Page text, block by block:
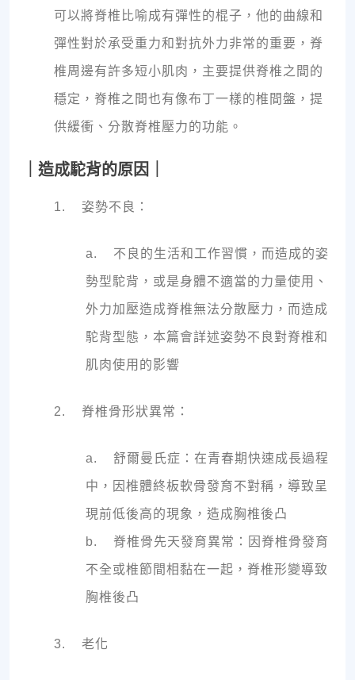
可以將脊椎比喻成有彈性的棍子，他的曲線和
彈性對於承受重力和對抗外力非常的重要，脊
椎周邊有許多短小肌肉，主要提供脊椎之間的
穩定，脊椎之間也有像布丁一樣的椎間盤，提
供緩衝、分散脊椎壓力的功能。
｜造成駝背的原因｜
1. 姿勢不良：
a. 不良的生活和工作習慣，而造成的姿
勢型駝背，或是身體不適當的力量使用、
外力加壓造成脊椎無法分散壓力，而造成
駝背型態，本篇會詳述姿勢不良對脊椎和
肌肉使用的影響
2. 脊椎骨形狀異常：
a. 舒爾曼氏症：在青春期快速成長過程
中，因椎體終板軟骨發育不對稱，導致呈
現前低後高的現象，造成胸椎後凸
b. 脊椎骨先天發育異常：因脊椎骨發育
不全或椎節間相黏在一起，脊椎形變導致
胸椎後凸
3. 老化